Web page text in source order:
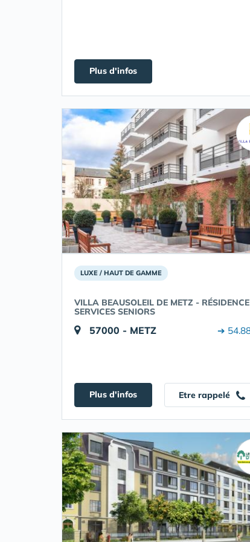
Plus d'infos
LUXE / HAUT DE GAMME
VILLA BEAUSOLEIL DE METZ - RÉSIDENCE
SERVICES SENIORS
57000 - METZ ➔
Plus d'infos Etre rappelé